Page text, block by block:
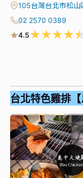
105台灣台北市松
02 2570 0389
4.5★★★★
台北特色雞排【